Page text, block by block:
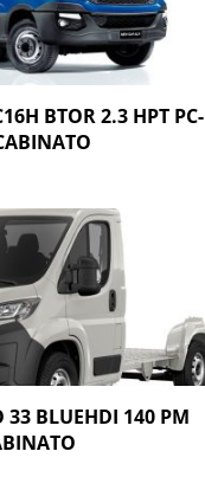
BTOR 2.3 HPT PC-
33 BLUEHDI 140 PM